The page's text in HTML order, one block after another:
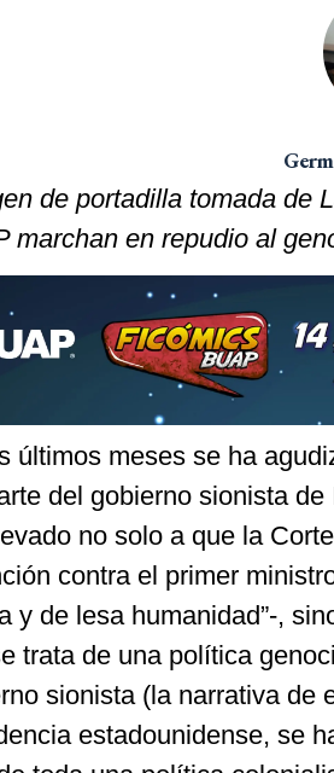
de portadilla tomada de
marchan en repudio al
últimos meses se ha
del gobierno sionista
no solo a que la
contra el primer
y de lesa humanidad”-,
trata de una política
sionista (la narrativa de
estadounidense, se